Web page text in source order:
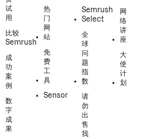
试
用
比较
Semrush
成
功
案
例
数
字
成
果
热
门
网
站
免
费
工
具
Sensor
Semrush
Select
全
球
问
题
指
数
请
勿
出
售
我
网
络
讲
座
大
使
计
划